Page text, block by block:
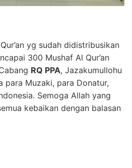
yg sudah didistribusikan
300 Mushaf Al Qur’an
RQ PPA, Jazakumullohu
para Muzaki, para Donatur,
Semoga Allah yang
kebaikan dengan balasan